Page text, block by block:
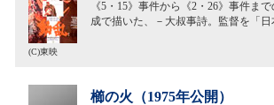
《5・15》事件から《2・26》事件ま
成で描いた、－大叔事詩。監督を「
(C)東映
櫛の火（1975年公開）